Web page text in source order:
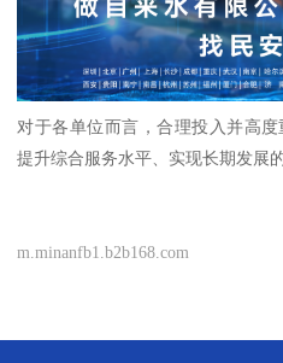
对于各单位而言，合理投入并高
提升综合服务水平、实现长期发展
m.minanfb1.b2b168.com